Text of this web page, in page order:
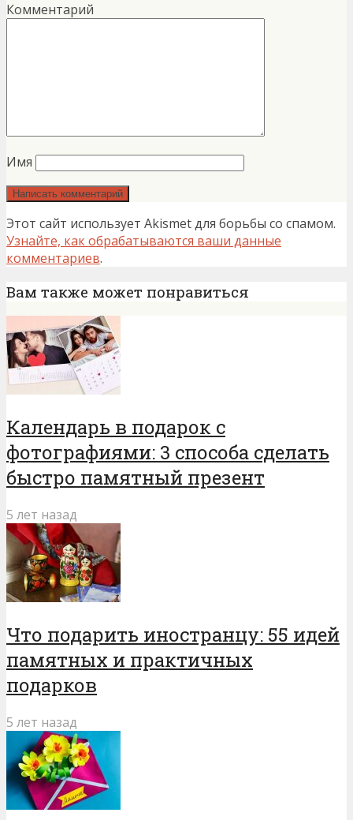
Комментарий
Имя
Этот сайт использует Akismet для борьбы со спамом.
Узнайте, как обрабатываются ваши данные
комментариев.
Вам также может понравиться
Календарь в подарок с
фотографиями: 3 способа сделать
быстро памятный презент
5 лет назад
Что подарить иностранцу: 55 идей
памятных и практичных
подарков
5 лет назад